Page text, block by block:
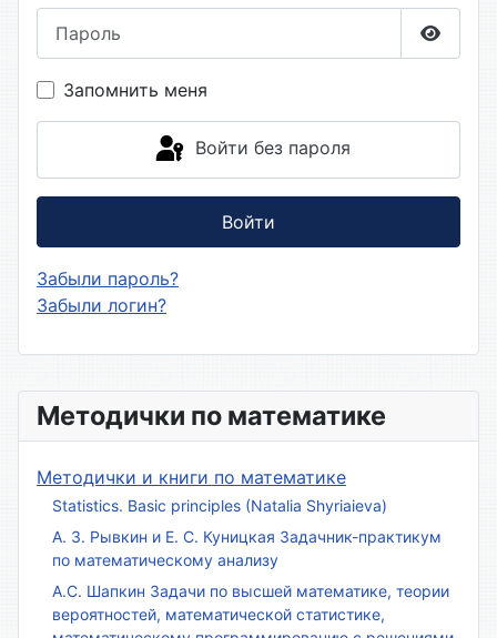
Методички по математике
Методички и книги по математике
Statistics. Basic principles (Natalia Shyriaieva)
А. З. Рывкин и Е. С. Куницкая Задачник-практикум
по математическому анализу
А.С. Шапкин Задачи по высшей математике, теории
вероятностей, математической статистике,
Запомнить меня
Войти без пароля
Войти
Забыли пароль?
Забыли логин?